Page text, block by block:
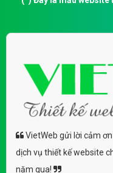
VietWeb gửi lời cảm
dịch vụ thiết kế website
năm qua!